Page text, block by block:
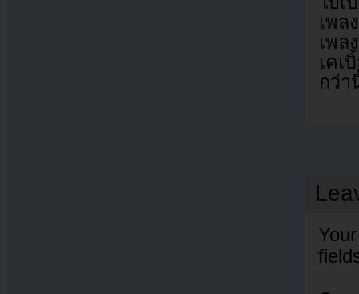
เพล
เพล
เคเ
กว่า